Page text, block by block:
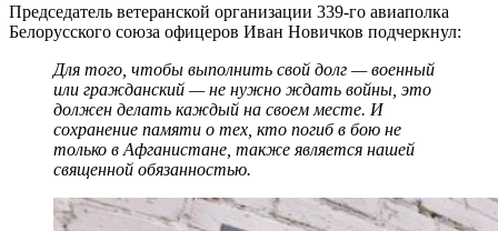
Председатель ветеранской организации 339-го авиаполка
Белорусского союза офицеров Иван Новичков подчеркнул:
Для того, чтобы выполнить свой долг — военный
или гражданский — не нужно ждать войны, это
должен делать каждый на своем месте. И
сохранение памяти о тех, кто погиб в бою не
только в Афганистане, также является нашей
священной обязанностью.